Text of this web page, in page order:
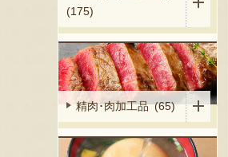
(175)
精肉･肉加工品 (65)